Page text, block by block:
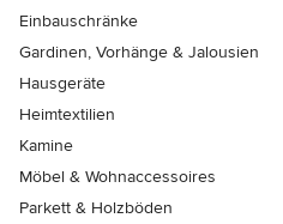
Einbauschränke
Gardinen, Vorhänge & Jalousien
Hausgeräte
Heimtextilien
Kamine
Möbel & Wohnaccessoires
Parkett & Holzböden